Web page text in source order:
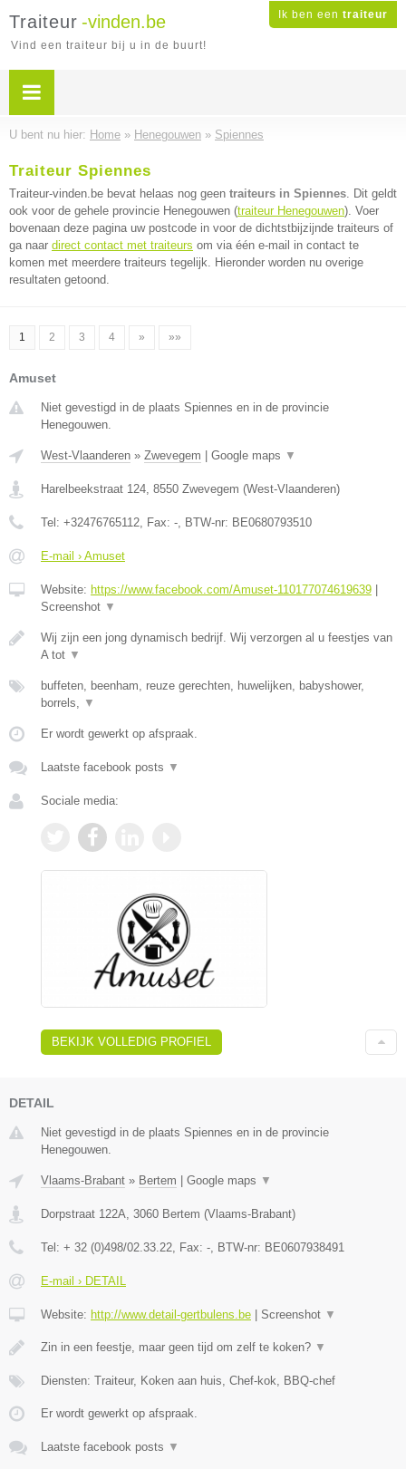
Ik ben een traiteur
Traiteur -vinden.be
Vind een traiteur bij u in de buurt!
U bent nu hier: Home » Henegouwen » Spiennes
Traiteur Spiennes
Traiteur-vinden.be bevat helaas nog geen traiteurs in Spiennes. Dit geldt
ook voor de gehele provincie Henegouwen (traiteur Henegouwen). Voer
bovenaan deze pagina uw postcode in voor de dichtstbijzijnde traiteurs of
ga naar direct contact met traiteurs om via één e-mail in contact te
komen met meerdere traiteurs tegelijk. Hieronder worden nu overige
resultaten getoond.
1 2 3 4 » »»
Amuset
Niet gevestigd in de plaats Spiennes en in de provincie
Henegouwen.
West-Vlaanderen » Zwevegem Google maps ▼
Harelbeekstraat 124, 8550 Zwevegem (West-Vlaanderen)
Tel: +32476765112, Fax: -, BTW-nr: BE0680793510
E-mail › Amuset
Website: https://www.facebook.com/Amuset-110177074619639
Screenshot ▼
Wij zijn een jong dynamisch bedrijf. Wij verzorgen al u feestjes van
A tot ▼
buffeten, beenham, reuze gerechten, huwelijken, babyshower,
borrels, ▼
Er wordt gewerkt op afspraak.
Laatste facebook posts ▼
Sociale media:
BEKIJK VOLLEDIG PROFIEL
DETAIL
Niet gevestigd in de plaats Spiennes en in de provincie
Henegouwen.
Vlaams-Brabant » Bertem Google maps ▼
Dorpstraat 122A 3060 Bertem (Vlaams-Brabant)
Tel: + 32 (0)498/02.33.22 , Fax: - , BTW-nr: BE0607938491
E-mail › DETAIL
Website: http://www.detail-gertbulens.be Screenshot ▼
Zin in een feestje, maar geen tijd om zelf te koken? ▼
Diensten: Traiteur, Koken aan huis, Chef-kok, BBQ-chef
Er wordt gewerkt op afspraak.
Laatste facebook posts ▼